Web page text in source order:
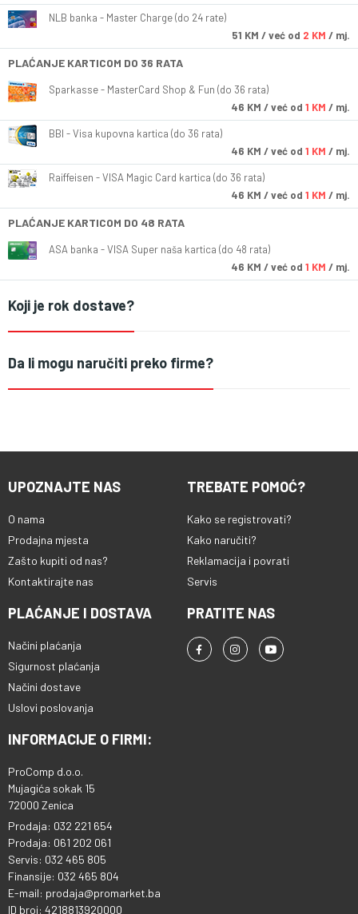
NLB banka - Master Charge (do 24 rate)
51 KM / već od 2 KM / mj.
PLAĆANJE KARTICOM DO 36 RATA
Sparkasse - MasterCard Shop & Fun (do 36 rata)
46 KM / već od 1 KM / mj.
BBI - Visa kupovna kartica (do 36 rata)
46 KM / već od 1 KM / mj.
Raiffeisen - VISA Magic Card kartica (do 36 rata)
46 KM / već od 1 KM / mj.
PLAĆANJE KARTICOM DO 48 RATA
ASA banka - VISA Super naša kartica (do 48 rata)
46 KM / već od 1 KM / mj.
Koji je rok dostave?
Da li mogu naručiti preko firme?
UPOZNAJTE NAS
O nama
Prodajna mjesta
Zašto kupiti od nas?
Kontaktirajte nas
TREBATE POMOĆ?
Kako se registrovati?
Kako naručiti?
Reklamacija i povrati
Servis
PLAĆANJE I DOSTAVA
Načini plaćanja
Sigurnost plaćanja
Načini dostave
Uslovi poslovanja
PRATITE NAS
INFORMACIJE O FIRMI:
ProComp d.o.o.
Mujagića sokak 15
72000 Zenica
Prodaja: 032 221 654
Prodaja: 061 202 061
Servis: 032 465 805
Finansije: 032 465 804
E-mail: prodaja@promarket.ba
ID broj: 4218813920000